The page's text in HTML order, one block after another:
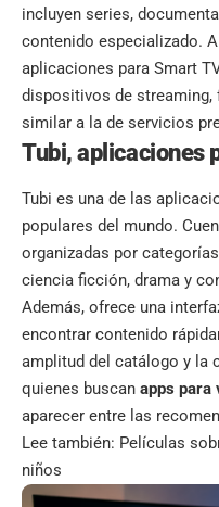
incluyen series,
contenido especializado.
aplicaciones para Smart
dispositivos de streaming,
similar a la de servicios
Tubi, aplicaciones
Tubi es una de las
populares del mundo.
organizadas por
ciencia ficción, drama y
Además, ofrece una
encontrar contenido
amplitud del catálogo y la
quienes buscan apps para
aparecer entre las
Lee también: Películas
niños